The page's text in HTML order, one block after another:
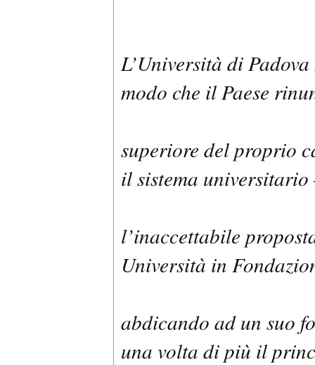
L’Università di
modo che il Paese
superiore del proprio
il sistema universitario
l’inaccettabile
Università in
abdicando ad un suo
una volta di più il